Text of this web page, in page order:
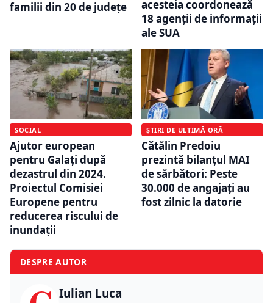
familii din 20 de județe
acesteia coordonează
18 agenții de informații
ale SUA
SOCIAL
Ajutor european
pentru Galați după
dezastrul din 2024.
Proiectul Comisiei
Europene pentru
reducerea riscului de
inundații
ȘTIRI DE ULTIMĂ ORĂ
Cătălin Predoiu
prezintă bilanțul MAI
de sărbători: Peste
30.000 de angajați au
fost zilnic la datorie
DESPRE AUTOR
Iulian Luca